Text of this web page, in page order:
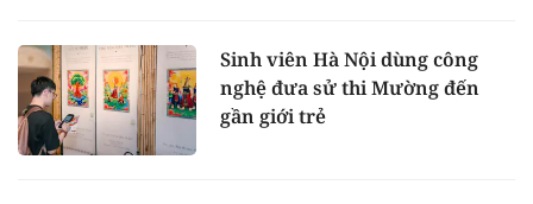
Sinh viên Hà Nội dùng công
nghệ đưa sử thi Mường đến
gần giới trẻ